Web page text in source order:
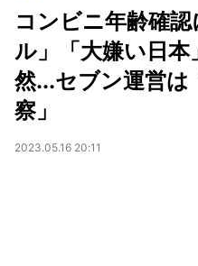
コンビニ年齢確
ル」「大嫌い日
然...セブン運営は
察」
2023.05.16 20:11